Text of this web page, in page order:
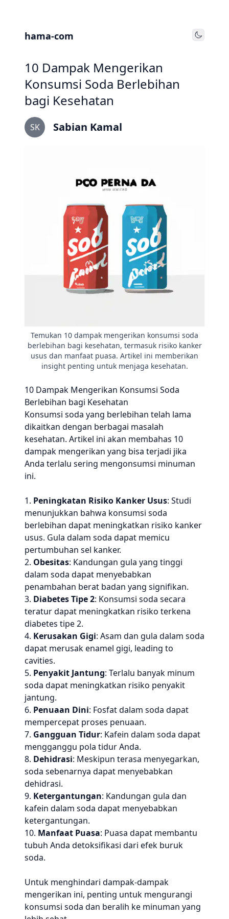
hama-com Toggle
10 Dampak Mengerikan
Konsumsi Soda Berlebihan
bagi Kesehatan
SK Sabian Kamal
Temukan 10 dampak mengerikan konsumsi soda
berlebihan bagi kesehatan, termasuk risiko kanker
usus dan manfaat puasa. Artikel ini memberikan
insight penting untuk menjaga kesehatan.
10 Dampak Mengerikan Konsumsi Soda
Berlebihan bagi Kesehatan
Konsumsi soda yang berlebihan telah lama
dikaitkan dengan berbagai masalah
kesehatan. Artikel ini akan membahas 10
dampak mengerikan yang bisa terjadi jika
Anda terlalu sering mengonsumsi minuman
ini.
1. Peningkatan Risiko Kanker Usus: Studi
menunjukkan bahwa konsumsi soda
berlebihan dapat meningkatkan risiko kanker
usus. Gula dalam soda dapat memicu
pertumbuhan sel kanker.
2. Obesitas: Kandungan gula yang tinggi
dalam soda dapat menyebabkan
penambahan berat badan yang signifikan.
3. Diabetes Tipe 2: Konsumsi soda secara
teratur dapat meningkatkan risiko terkena
diabetes tipe 2.
4. Kerusakan Gigi: Asam dan gula dalam soda
dapat merusak enamel gigi, leading to
cavities.
5. Penyakit Jantung: Terlalu banyak minum
soda dapat meningkatkan risiko penyakit
jantung.
6. Penuaan Dini: Fosfat dalam soda dapat
mempercepat proses penuaan.
7. Gangguan Tidur: Kafein dalam soda dapat
mengganggu pola tidur Anda.
8. Dehidrasi: Meskipun terasa menyegarkan,
soda sebenarnya dapat menyebabkan
dehidrasi.
9. Ketergantungan: Kandungan gula dan
kafein dalam soda dapat menyebabkan
ketergantungan.
10. Manfaat Puasa: Puasa dapat membantu
tubuh Anda detoksifikasi dari efek buruk
soda.
Untuk menghindari dampak-dampak
mengerikan ini, penting untuk mengurangi
konsumsi soda dan beralih ke minuman yang